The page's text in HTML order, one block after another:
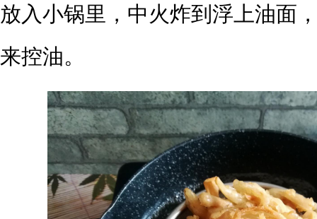
放入小锅里，中火炸到浮上油面
来控油。